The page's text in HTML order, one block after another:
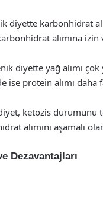
diyette karbonhidrat
alımına izin
diyette yağ alımı
protein alımı daha
ketozis durumunu
alımını aşamalı
Dezavantajları